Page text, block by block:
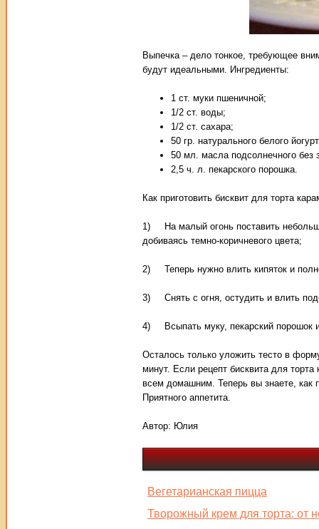
Выпечка – дело тонкое, требующее
будут идеальными. Ингредиенты:
1 ст. муки пшеничной;
1/2 ст. воды;
1/2 ст. сахара;
50 гр. натурального белого
50 мл. масла подсолнечного без
2,5 ч. л. пекарского порошка.
Как приготовить бисквит для торта
1) На малый огонь поставить
добиваясь темно-коричневого цвета;
2) Теперь нужно влить кипяток и
3) Снять с огня, остудить и влить
4) Всыпать муку, пекарский порошок
Осталось только уложить тесто в
минут. Если рецепт бисквита для
всем домашним. Теперь вы знаете, как
Приятного аппетита.
Автор: Юлия
Вегетарианская пицца
Творожный крем для торта: от